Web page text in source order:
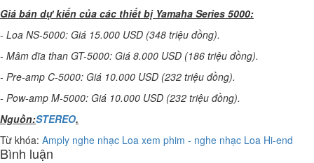
Giá bán dự kiến của các thiết bị Yamaha Series 5000:
- Loa NS-5000: Giá 15.000 USD (348 triệu đồng).
- Mâm đĩa than GT-5000: Giá 8.000 USD (186 triệu đồng).
- Pre-amp C-5000: Giá 10.000 USD (232 triệu đồng).
- Pow-amp M-5000: Giá 10.000 USD (232 triệu đồng).
Nguồn:STEREO.
Từ khóa: Amply nghe nhạc Loa xem phim - nghe nhạc Loa Hi-end
Bình luận